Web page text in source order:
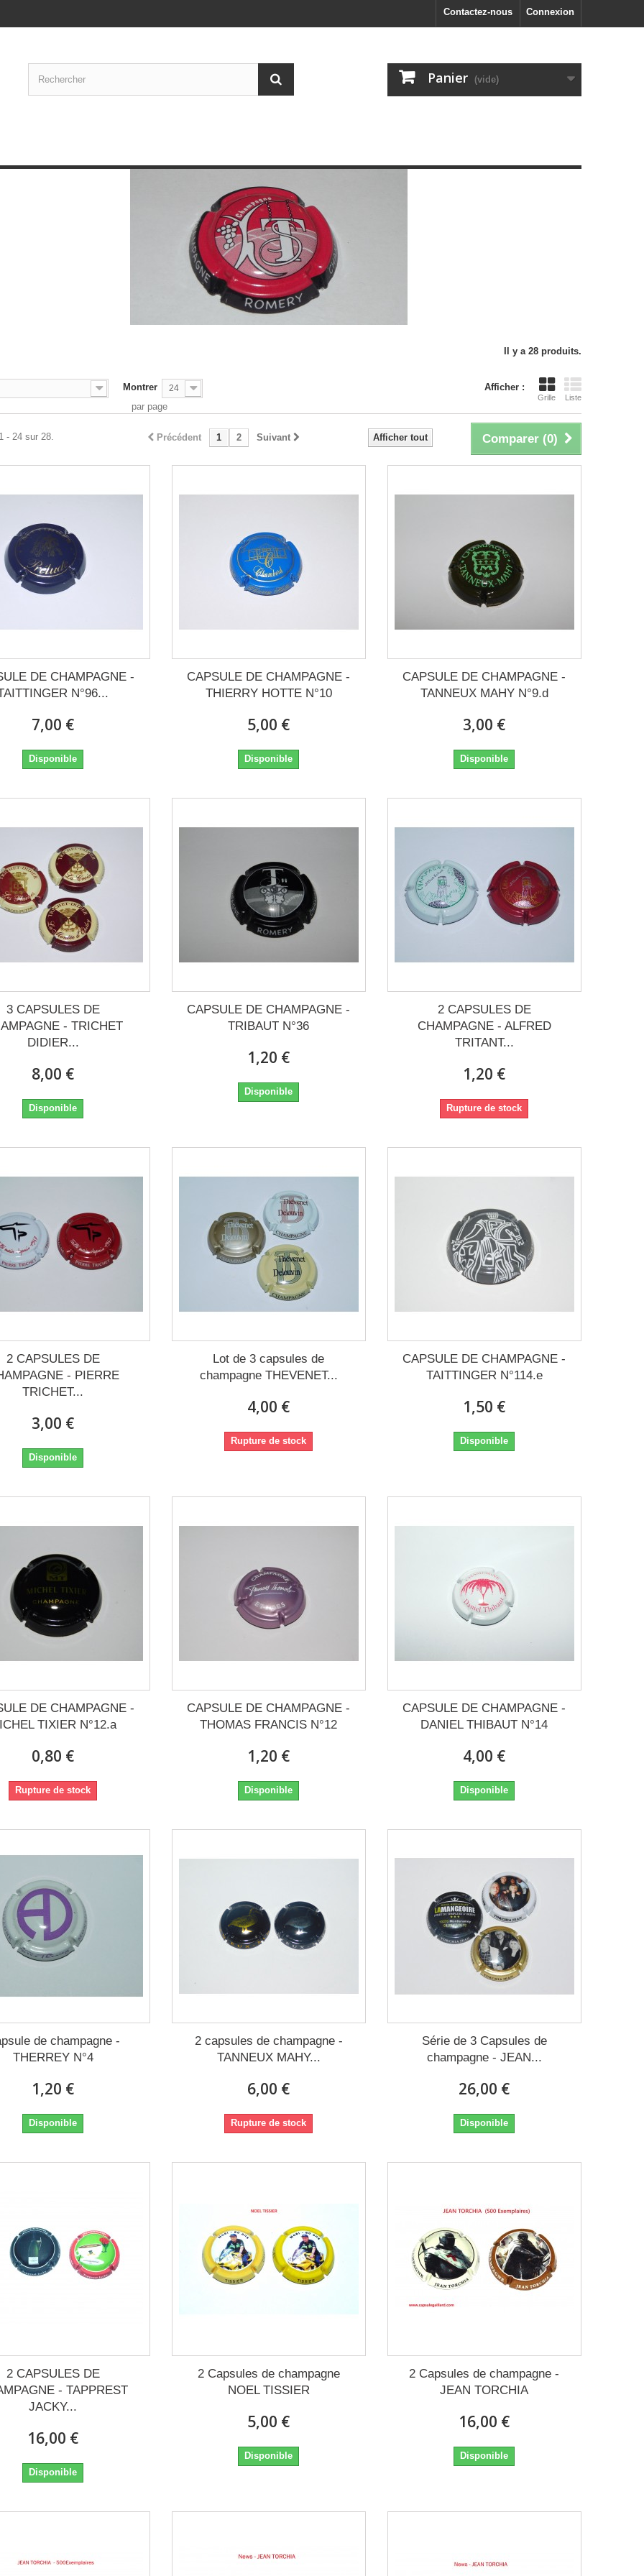
Connexion
Contactez-nous
Panier (vide)
Il y a 28 produits.
Afficher :
Grille Liste
Montrer 24
par page
Comparer (0)
Afficher tout
Précédent 1 2 Suivant
- 24 sur 28.
DE CHAMPAGNE -
N°96...
7,00 €
Disponible
CAPSULE DE CHAMPAGNE -
THIERRY HOTTE N°10
5,00 €
Disponible
CAPSULE DE CHAMPAGNE -
TANNEUX MAHY N°9.d
3,00 €
Disponible
3 CAPSULES DE
- TRICHET
DIDIER...
8,00 €
Disponible
CAPSULE DE CHAMPAGNE -
TRIBAUT N°36
1,20 €
Disponible
2 CAPSULES DE
CHAMPAGNE - ALFRED
TRITANT...
1,20 €
Rupture de stock
2 CAPSULES DE
- PIERRE
TRICHET...
3,00 €
Disponible
Lot de 3 capsules de
champagne THEVENET...
4,00 €
Rupture de stock
CAPSULE DE CHAMPAGNE -
TAITTINGER N°114.e
1,50 €
Disponible
DE CHAMPAGNE -
TIXIER N°12.a
0,80 €
Rupture de stock
CAPSULE DE CHAMPAGNE -
THOMAS FRANCIS N°12
1,20 €
Disponible
CAPSULE DE CHAMPAGNE -
DANIEL THIBAUT N°14
4,00 €
Disponible
de champagne -
THERREY N°4
1,20 €
Disponible
2 capsules de champagne -
TANNEUX MAHY...
6,00 €
Rupture de stock
Série de 3 Capsules de
champagne - JEAN...
26,00 €
Disponible
2 CAPSULES DE
- TAPPREST
JACKY...
16,00 €
Disponible
2 Capsules de champagne
NOEL TISSIER
5,00 €
Disponible
2 Capsules de champagne -
JEAN TORCHIA
16,00 €
Disponible